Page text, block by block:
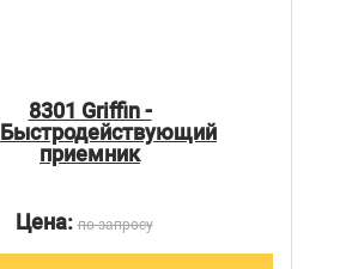
8301 Griffin -
Быстродействующий
приемник
Цена:по запросу